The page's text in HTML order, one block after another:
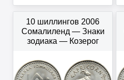
10 шиллингов 2006
Сомалиленд — Знаки
зодиака — Козерог